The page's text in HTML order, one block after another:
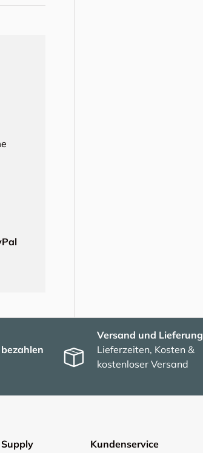
Versand und Lieferung
Lieferzeiten, Kosten &
kostenloser Versand
Kundenservice